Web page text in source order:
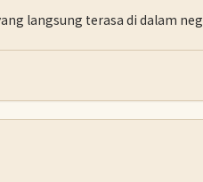
langsung terasa di dalam